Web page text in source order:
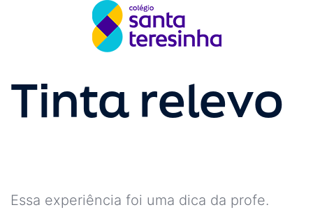
Tinta relevo
Essa experiência foi uma dica da profe.